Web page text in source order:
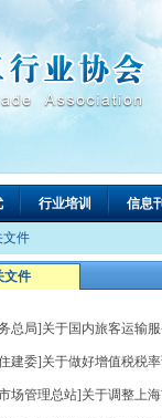
行业培训 信息
文件
文件
总局]关于国内旅客运输
建委]关于做好增值税税
场管理总站]关于调整上